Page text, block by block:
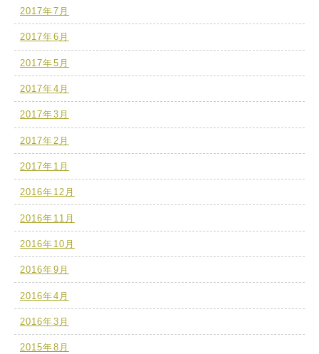
2017年7月
2017年6月
2017年5月
2017年4月
2017年3月
2017年2月
2017年1月
2016年12月
2016年11月
2016年10月
2016年9月
2016年4月
2016年3月
2015年8月